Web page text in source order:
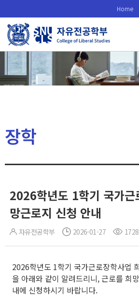
로
메
Home
장학
2026학년도 1학기 국가근
망근로지 신청 안내
자유전공학부 2026-01-27
2026학년도 1학기 국가근로장학사업
을 아래와 같이 알려드리니, 근로를 희
내에 신청하시기 바랍니다.